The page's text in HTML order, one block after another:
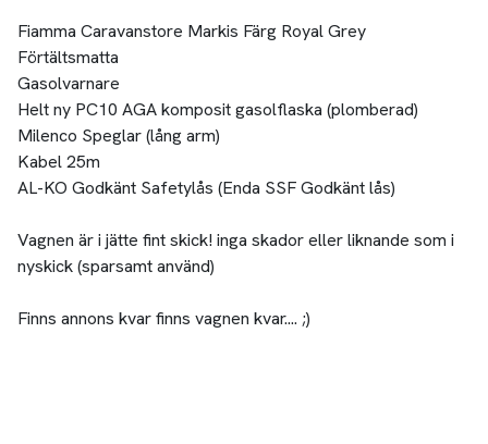
Fiamma Caravanstore Markis Färg Royal Grey
Förtältsmatta
Gasolvarnare
Helt ny PC10 AGA komposit gasolflaska (plomberad)
Milenco Speglar (lång arm)
Kabel 25m
AL-KO Godkänt Safetylås (Enda SSF Godkänt lås)
Vagnen är i jätte fint skick! inga skador eller liknande som i
nyskick (sparsamt använd)
Finns annons kvar finns vagnen kvar.... ;)